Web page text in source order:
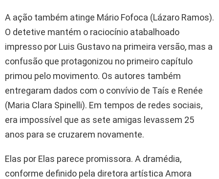
A ação também atinge Mário Fofoca (Lázaro Ramos).
O detetive mantém o raciocínio atabalhoado
impresso por Luis Gustavo na primeira versão, mas a
confusão que protagonizou no primeiro capítulo
primou pelo movimento. Os autores também
entregaram dados com o convívio de Taís e Renée
(Maria Clara Spinelli). Em tempos de redes sociais,
era impossível que as sete amigas levassem 25
anos para se cruzarem novamente.
Elas por Elas parece promissora. A dramédia,
conforme definido pela diretora artística Amora